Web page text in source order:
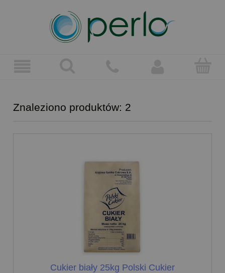
Znaleziono produktów: 2
Cukier biały 25kg Polski Cukier